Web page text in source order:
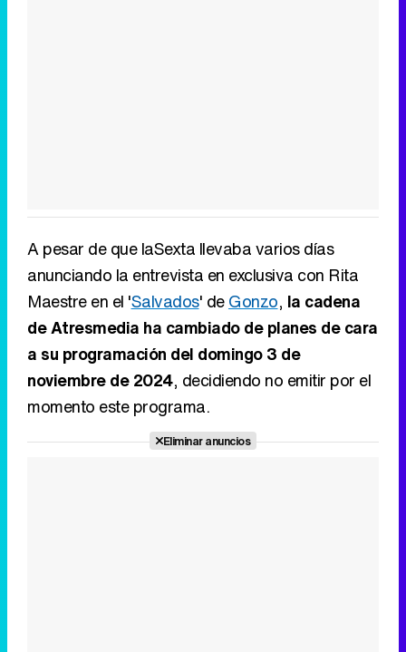
A pesar de que laSexta llevaba varios días
anunciando la entrevista en exclusiva con Rita
Maestre en el 'Salvados' deGonzo, la cadena
de Atresmedia ha cambiado de planes de cara
a su programación del domingo 3 de
noviembre de 2024, decidiendo no emitir por el
momento este programa.
Eliminar anuncios